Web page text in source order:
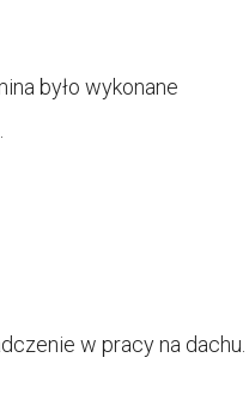
było wykonane
w pracy na dachu.